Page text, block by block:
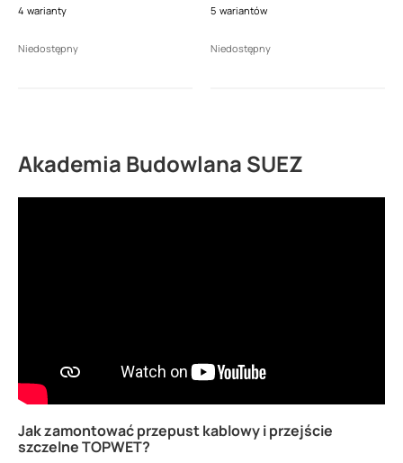
(dł. 1100mm)
4 warianty
Niedostępny
450x1250mm)
5 wariantów
Niedostępny
Akademia Budowlana SUEZ
Jak zamontować przepust kablowy i przejście
szczelne TOPWET?